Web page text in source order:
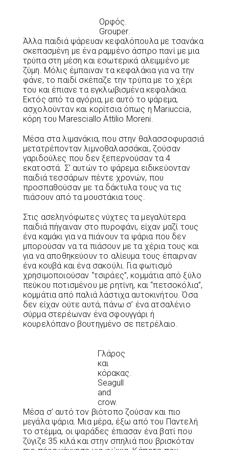
Ορφός.
Grouper.
Άλλα παιδιά ψάρευαν κεφαλόπουλα με τσανάκα
σκεπασμένη με ένα ραμμένο άσπρο πανί με μια
τρύπα στη μέση και εσωτερικά αλειμμένο με
ζύμη. Μόλις έμπαιναν τα κεφαλάκια για να την
φάνε, το παιδί σκέπαζε την τρύπα με το χέρι
του και έπιανε τα εγκλωβισμένα κεφαλάκια.
Εκτός από τα αγόρια, με αυτό το ψάρεμα,
ασχολούνταν και κορίτσια όπως η Mariuccia,
κόρη του Maresciallo Attilio Moreni.
Μέσα στα λιμανάκια, που στην θαλασσοφυρασιά
μετατρέπονταν λιμνοθαλασσάκαι, ζούσαν
γαριδούλες που δεν ξεπερνούσαν τα 4
εκατοστά. Σ’ αυτών το ψάρεμα ειδικεύονταν
παιδιά τεσσάρων πέντε χρονών, που
προσπαθούσαν με τα δάκτυλα τους να τις
πιάσουν από τα μουστάκια τους.
Στις ασεληνόφωτες νύχτες τα μεγαλύτερα
παιδιά πήγαιναν στο πυροφάνι, είχαν μαζί τους
ένα καμάκι για να πιάνουν τα ψάρια που δεν
μπορούσαν να τα πιάσουν με τα χέρια τους και
για να αποθηκεύουν το αλίευμα τους έπαιρναν
ένα κουβά και ένα σακούλι. Για φωτισμό
χρησιμοποιούσαν “τσιράες”, κομμάτια από ξύλο
πεύκου ποτισμένου με ρητίνη, και “πετσοκόλια”,
κομμάτια από παλιά λάστιχα αυτοκινήτου. Όσα
δεν είχαν ούτε αυτά, πάνω σ’ ένα ατσαλένιο
σύρμα στερέωναν ένα σφουγγάρι ή
κουρελόπανο βουτηγμένο σε πετρέλαιο.
Γλάρος
και
κόρακας.
Seagull
and
crow.
Μέσα σ’ αυτό τον βιότοπο ζούσαν και πιο
μεγάλα ψάρια. Μια μέρα, έξω από του Παντελή
το στέμμα, οι ψαράδες έπιασαν ένα βατί που
ζύγιζε 35 κιλά και στην σπηλιά που βρισκόταν